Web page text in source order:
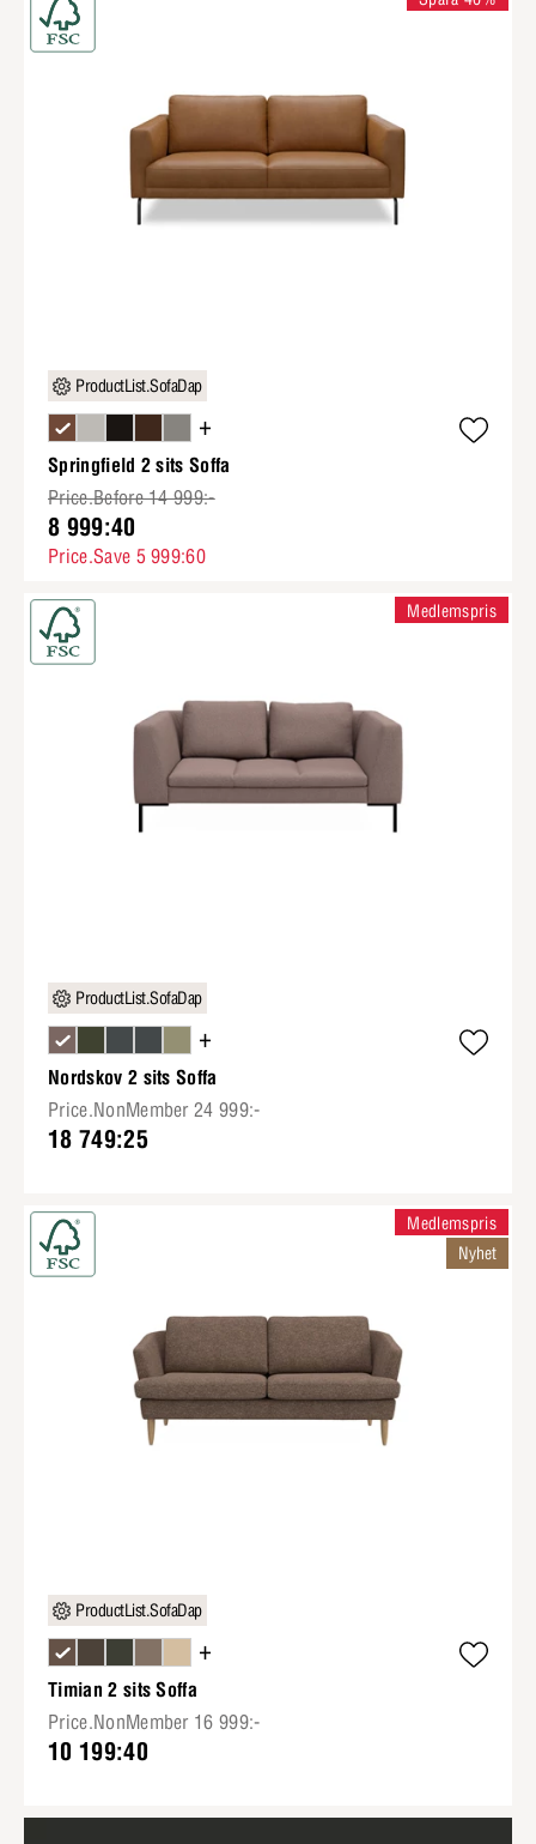
ProductList.SofaDap
+
Springfield 2 sits Soffa
Price.Before 14 999:-
8 999:40
Price.Save 5 999:60
ProductList.SofaDap
+
Nordskov 2 sits Soffa
Price.NonMember 24 999:-
18 749:25
Medlemspris
ProductList.SofaDap
+
Timian 2 sits Soffa
Price.NonMember 16 999:-
10 199:40
Medlemspris
Nyhet